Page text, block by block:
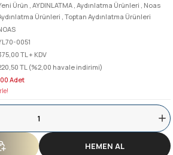
Ürün , AYDINLATMA , Aydınlatma Ürünleri , Noas
Ürünleri , Toptan Aydınlatma Ürünleri
0051
TL + KDV
TL (%2,00 havale indirimi)
Adet
HEMEN AL